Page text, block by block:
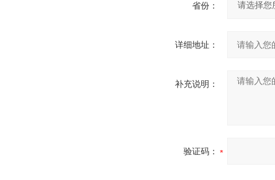
省份：
详细地址：
补充说明：
验证码：